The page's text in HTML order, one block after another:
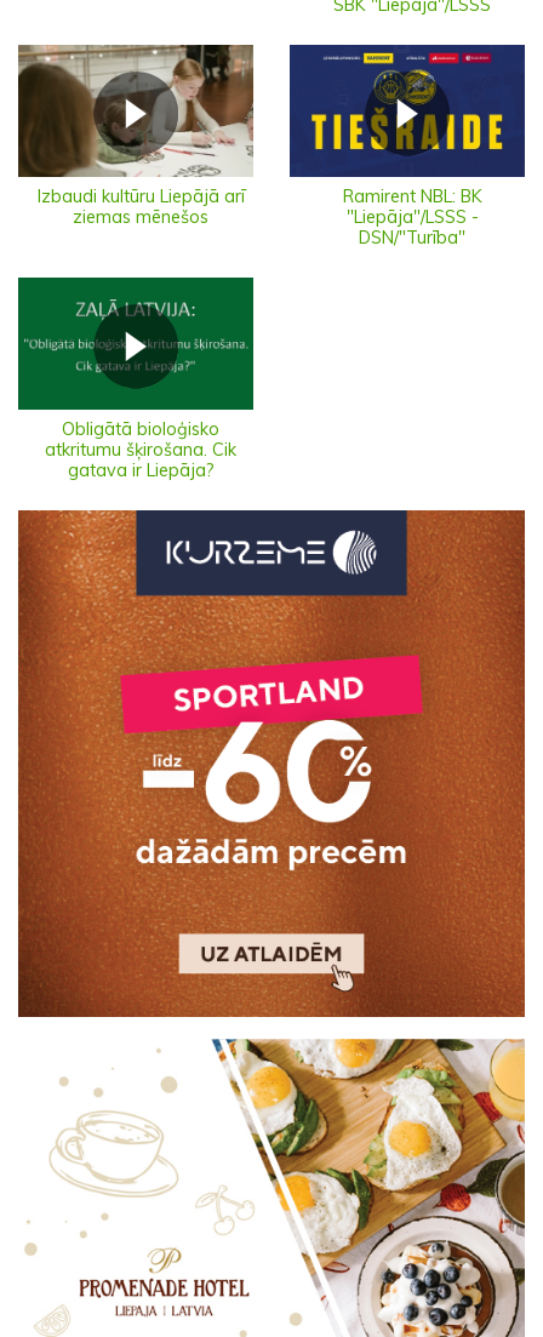
SBK "Liepāja"/LSSS
Izbaudi kultūru Liepājā arī
ziemas mēnešos
Ramirent NBL: BK
"Liepāja"/LSSS -
DSN/"Turība"
Obligātā bioloģisko
atkritumu šķirošana. Cik
gatava ir Liepāja?